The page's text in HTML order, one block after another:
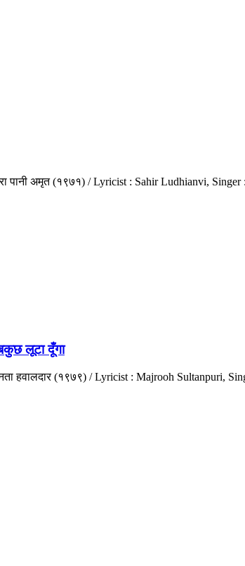
तेरा पानी अमृत (१९७१) / Lyricist : Sahir Ludhianvi,
लूटा दूँगा
हवालदार (१९७९) / Lyricist : Majrooh Sultanpuri,